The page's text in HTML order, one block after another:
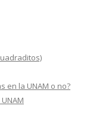
en la UNAM o no?